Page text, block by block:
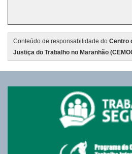
Conteúdo de responsabilidade do Centro
Justiça do Trabalho no Maranhão